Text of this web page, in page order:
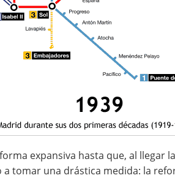
expansiva hasta que, al llegar
tomar una drástica medida: la